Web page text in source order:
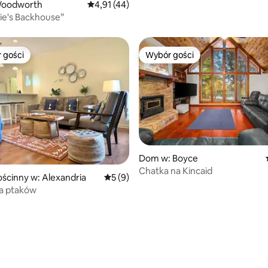
Średnia ocena: 4,91 na 5, liczba recenzji: 44
4,91 (44)
Backhouse”
liczba recenzji: 50
z kategorii Wybór gości
gości
w: Alexandria Średnia ocena: 5 na 5, liczba recenzji: 9
5 (9)
ptaków
Wybór gości
Wybór gości
Dom w: Boyce
Chatka na Kincaid